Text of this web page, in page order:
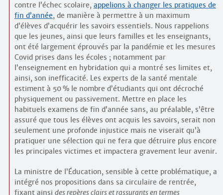
contre l’échec scolaire, appelions à changer les pratiques de
fin d’année, de manière à permettre à un maximum
d’élèves d’acquérir les savoirs essentiels. Nous rappelions
que les jeunes, ainsi que leurs familles et les enseignants,
ont été largement éprouvés par la pandémie et les mesures
Covid prises dans les écoles ; notamment par
l’enseignement en hybridation qui a montré ses limites et,
ainsi, son inefficacité. Les experts de la santé mentale
estiment à 50 % le nombre d’étudiants qui ont décroché
physiquement ou passivement. Mettre en place les
habituels examens de fin d’année sans, au préalable, s’être
assuré que tous les élèves ont acquis les savoirs, serait non
seulement une profonde injustice mais ne viserait qu’à
pratiquer une sélection qui ne fera que détruire plus encore
les principales victimes et impactera gravement leur avenir.
La ministre de l’Éducation, sensible à cette problématique, a
intégré nos propositions dans sa circulaire de rentrée,
fixant ainsi des repères clairs et rassurants en termes